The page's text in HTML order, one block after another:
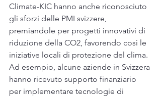
Climate-KIC hanno anche riconosciuto
gli sforzi delle PMI svizzere,
premiandole per progetti innovativi di
riduzione della CO2, favorendo così le
iniziative locali di protezione del clima.
Ad esempio, alcune aziende in Svizzera
hanno ricevuto supporto finanziario
per implementare tecnologie di